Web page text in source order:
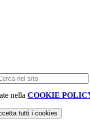
nella COOKIE
tutti i cookies